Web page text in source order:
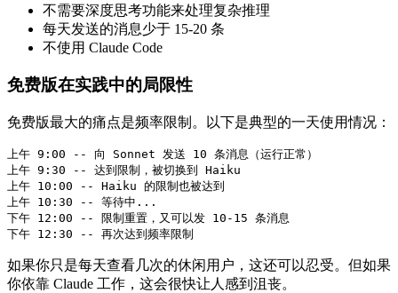
不需要深度思考功能来处理复杂推理
每天发送的消息少于 15-20 条
不使用 Claude Code
免费版在实践中的局限性
免费版最大的痛点是频率限制。以下是典型的一天使用情况：
上午 9:00 -- 向 Sonnet 发送 10 条消息（运行正常）
上午 9:30 -- 达到限制，被切换到 Haiku
上午 10:00 -- Haiku 的限制也被达到
上午 10:30 -- 等待中...
下午 12:00 -- 限制重置，又可以发 10-15 条消息
如果你只是每天查看几次的休闲用户，这还可以忍受。但如果
你依靠 Claude 工作，这会很快让人感到沮丧。